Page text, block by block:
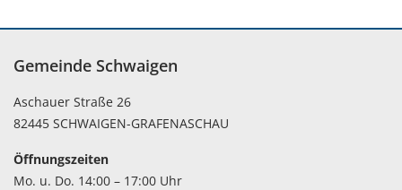
Gemeinde Schwaigen
Aschauer Straße 26
82445 SCHWAIGEN-GRAFENASCHAU
Öffnungszeiten
Mo. u. Do. 14:00 – 17:00 Uhr